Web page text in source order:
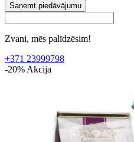
Saņemt piedāvājumu
Zvani, mēs palīdzēsim!
+371 23999798
-20% Akcija